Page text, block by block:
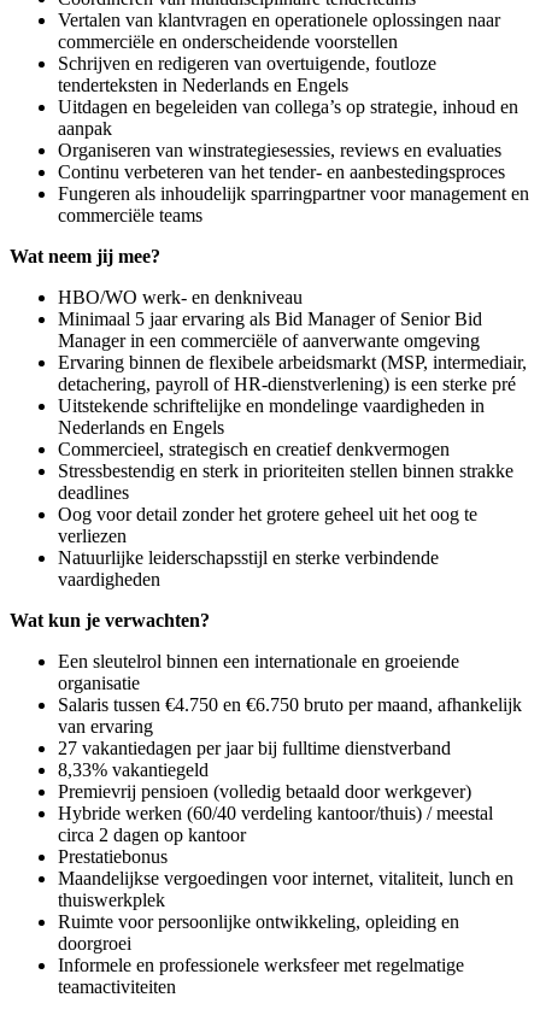
Vertalen van klantvragen en operationele oplossingen naar
commerciële en onderscheidende voorstellen
Schrijven en redigeren van overtuigende, foutloze
tenderteksten in Nederlands en Engels
Uitdagen en begeleiden van collega’s op strategie, inhoud en
aanpak
Organiseren van winstrategiesessies, reviews en evaluaties
Continu verbeteren van het tender- en aanbestedingsproces
Fungeren als inhoudelijk sparringpartner voor management en
commerciële teams
Wat neem jij mee?
HBO/WO werk- en denkniveau
Minimaal 5 jaar ervaring als Bid Manager of Senior Bid
Manager in een commerciële of aanverwante omgeving
Ervaring binnen de flexibele arbeidsmarkt (MSP, intermediair,
detachering, payroll of HR-dienstverlening) is een sterke pré
Uitstekende schriftelijke en mondelinge vaardigheden in
Nederlands en Engels
Commercieel, strategisch en creatief denkvermogen
Stressbestendig en sterk in prioriteiten stellen binnen strakke
deadlines
Oog voor detail zonder het grotere geheel uit het oog te
verliezen
Natuurlijke leiderschapsstijl en sterke verbindende
vaardigheden
Wat kun je verwachten?
Een sleutelrol binnen een internationale en groeiende
organisatie
Salaris tussen €4.750 en €6.750 bruto per maand, afhankelijk
van ervaring
27 vakantiedagen per jaar bij fulltime dienstverband
8,33% vakantiegeld
Premievrij pensioen (volledig betaald door werkgever)
Hybride werken (60/40 verdeling kantoor/thuis) / meestal
circa 2 dagen op kantoor
Prestatiebonus
Maandelijkse vergoedingen voor internet, vitaliteit, lunch en
thuiswerkplek
Ruimte voor persoonlijke ontwikkeling, opleiding en
doorgroei
Informele en professionele werksfeer met regelmatige
teamactiviteiten